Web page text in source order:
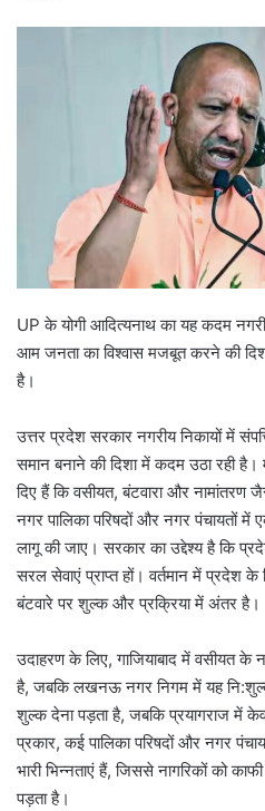
UP के योगी आदित्यनाथ का यह कदम
आम जनता का विश्वास मजबूत करने की
है।
उत्तर प्रदेश सरकार नगरीय निकायों में
समान बनाने की दिशा में कदम उठा रही है।
दिए हैं कि वसीयत, बंटवारा और नामांतरण
नगर पालिका परिषदों और नगर पंचायतों में
लागू की जाए। सरकार का उद्देश्य है कि
सरल सेवाएं प्राप्त हों। वर्तमान में प्रदेश के
बंटवारे पर शुल्क और प्रक्रिया में अंतर है।
उदाहरण के लिए, गाजियाबाद में वसीयत के
है, जबकि लखनऊ नगर निगम में यह
शुल्क देना पड़ता है, जबकि प्रयागराज में
प्रकार, कई पालिका परिषदों और नगर
भारी भिन्नताएं हैं, जिससे नागरिकों को
पड़ता है।